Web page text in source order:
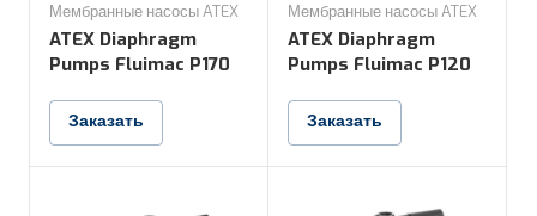
Мембранные насосы ATEX
ATEX Diaphragm
Pumps Fluimac P170
Заказать
Мембранные насосы ATEX
ATEX Diaphragm
Pumps Fluimac P120
Заказать